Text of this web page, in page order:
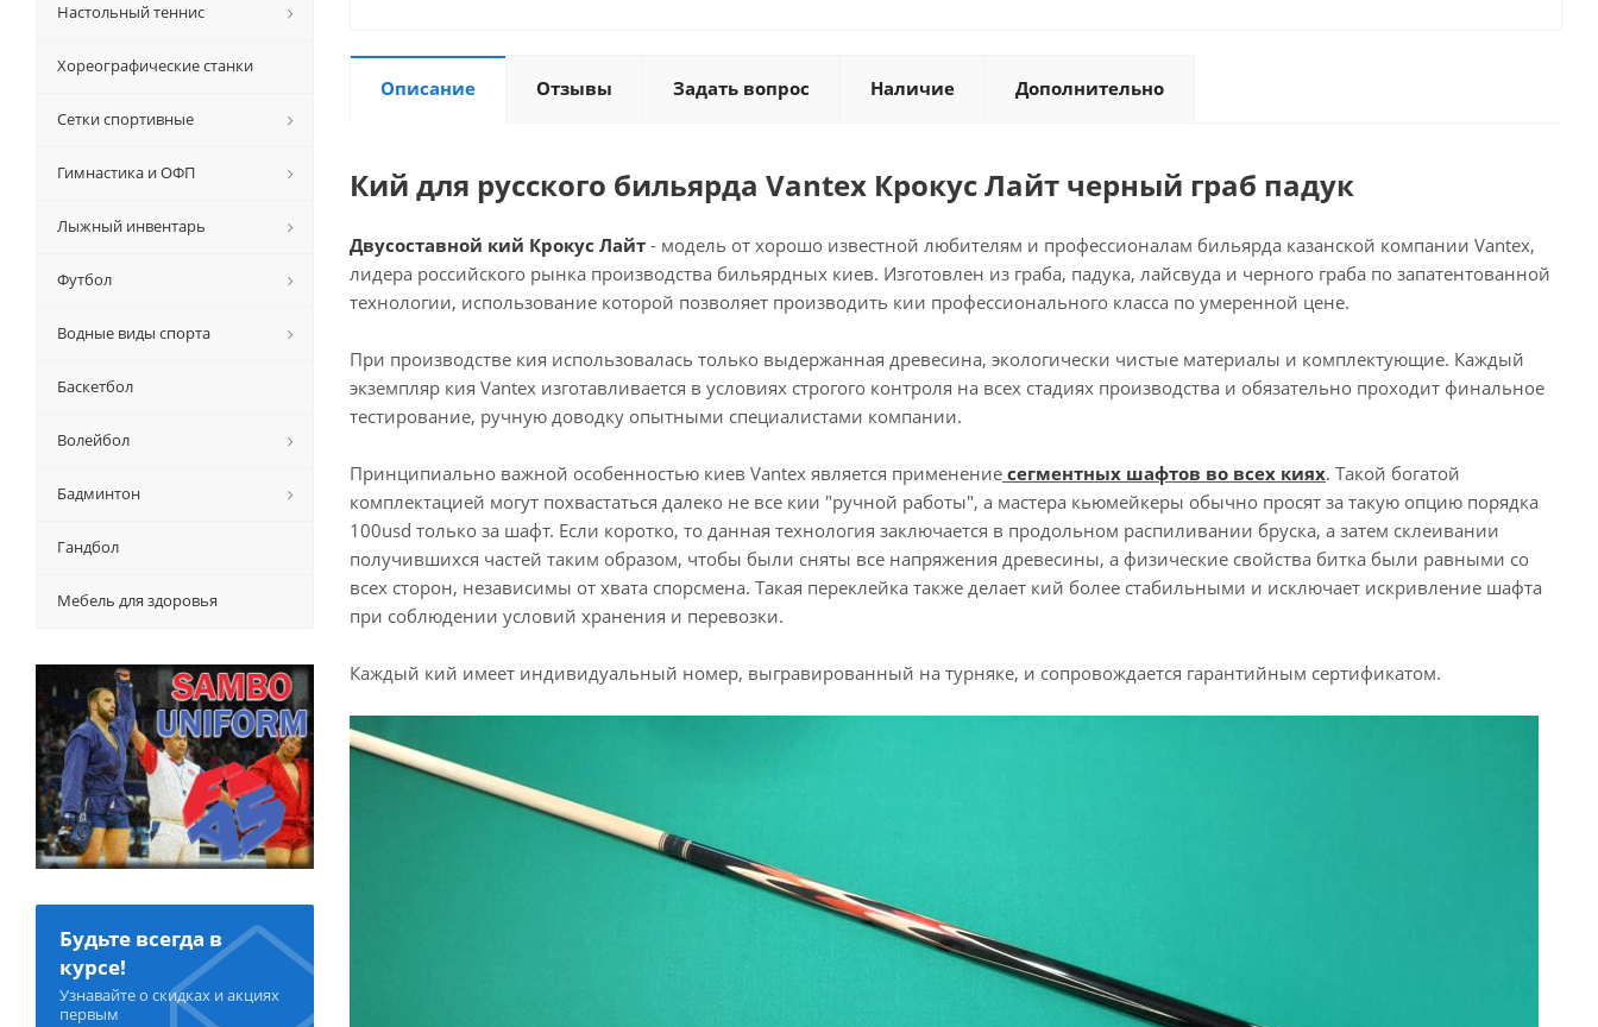
Описание Отзывы Задать вопрос Наличие Дополнительно
Кий для русского бильярда Vantex Крокус Лайт черный граб падук
Двусоставной кий Крокус Лайт - модель от хорошо известной любителям и профессионалам бильярда казанской компании Vantex,
лидера российского рынка производства бильярдных киев. Изготовлен из граба, падука, лайсвуда и черного граба по запатентованной
технологии, использование которой позволяет производить кии профессионального класса по умеренной цене.
При производстве кия использовалась только выдержанная древесина, экологически чистые материалы и комплектующие. Каждый
экземпляр кия Vantex изготавливается в условиях строгого контроля на всех стадиях производства и обязательно проходит финальное
тестирование, ручную доводку опытными специалистами компании.
Принципиально важной особенностью киев Vantex является применение сегментных шафтов во всех киях. Такой богатой
комплектацией могут похвастаться далеко не все кии "ручной работы", а мастера кьюмейкеры обычно просят за такую опцию порядка
100usd только за шафт. Если коротко, то данная технология заключается в продольном распиливании бруска, а затем склеивании
получившихся частей таким образом, чтобы были сняты все напряжения древесины, а физические свойства битка были равными со
всех сторон, независимы от хвата спорсмена. Такая переклейка также делает кий более стабильными и исключает искривление шафта
при соблюдении условий хранения и перевозки.
Каждый кий имеет индивидуальный номер, выгравированный на турняке, и сопровождается гарантийным сертификатом.
Настольный теннис
Хореографические станки
Сетки спортивные
Гимнастика и ОФП
Лыжный инвентарь
Футбол
Водные виды спорта
Баскетбол
Волейбол
Бадминтон
Гандбол
Мебель для здоровья
Будьте всегда в
курсе!
Узнавайте о скидках и акциях
первым